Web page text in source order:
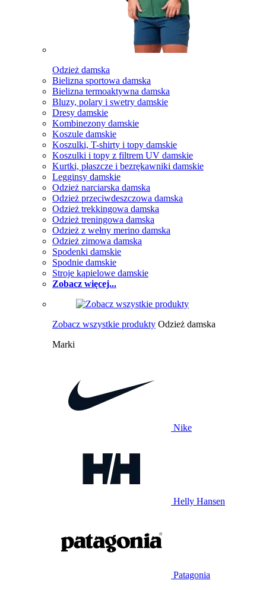
Odzież damska
Bielizna sportowa damska
Bielizna termoaktywna damska
Bluzy, polary i swetry damskie
Dresy damskie
Kombinezony damskie
Koszule damskie
Koszulki, T-shirty i topy damskie
Koszulki i topy z filtrem UV damskie
Kurtki, płaszcze i bezrękawniki damskie
Legginsy damskie
Odzież narciarska damska
Odzież przeciwdeszczowa damska
Odzież trekkingowa damska
Odzież treningowa damska
Odzież z wełny merino damska
Odzież zimowa damska
Spodenki damskie
Spodnie damskie
Stroje kąpielowe damskie
Zobacz więcej...
Zobacz wszystkie produkty Odzież damska
Marki
Nike
Helly Hansen
Patagonia